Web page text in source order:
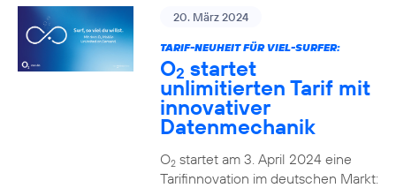
20. März 2024
TARIF-NEUHEIT FÜR VIEL-SURFER:
O2 startet
unlimitierten Tarif mit
innovativer
Datenmechanik
O2startet am 3. April 2024 eine
Tarifinnovation im deutschen Markt: